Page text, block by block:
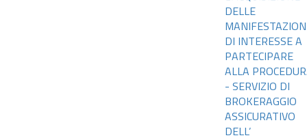
DELLE
DI INTERESSE A
PARTECIPARE
ALLA
- SERVIZIO DI
BROKERAGGIO
ASSICURATIVO
DELL’